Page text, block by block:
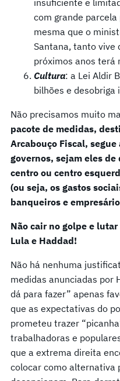
com grande
mesma que o
Santana, tanto vive
próximos anos terá
Cultura: a Lei Aldir
bilhões e
Não precisamos muito
pacote de medidas,
Arcabouço Fiscal, segue
governos, sejam eles
centro ou centro
(ou seja, os gastos
banqueiros e
Não cair no golpe e
Lula e Haddad!
Não há nenhuma
medidas anunciadas por
dá para fazer” apenas
que as expectativas do
prometeu trazer
trabalhadoras e
que a extrema direita
colocar como alternativa